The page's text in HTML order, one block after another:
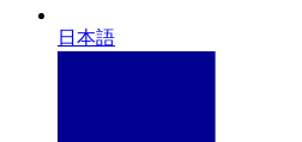
日本語